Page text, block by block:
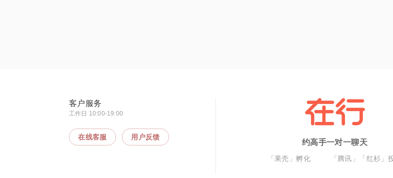
客户服务
工作日 10:00-19:00
在线客服 用户反馈
约高手一对一聊天
「果壳」孵化 「腾讯」「红杉」